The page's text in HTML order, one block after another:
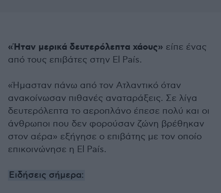
«Ήταν μερικά δευτερόλεπτα χάους» είπε ένας
από τους επιβάτες στην El País.
«Ήμασταν πάνω από τον Ατλαντικό όταν
ανακοίνωσαν πιθανές αναταράξεις. Σε λίγα
δευτερόλεπτα το αεροπλάνο έπεσε πολύ και οι
άνθρωποι που δεν φορούσαν ζώνη βρέθηκαν
στον αέρα» εξήγησε ο επιβάτης με τον οποίο
επικοινώνησε η El País.
Ειδήσεις σήμερα: